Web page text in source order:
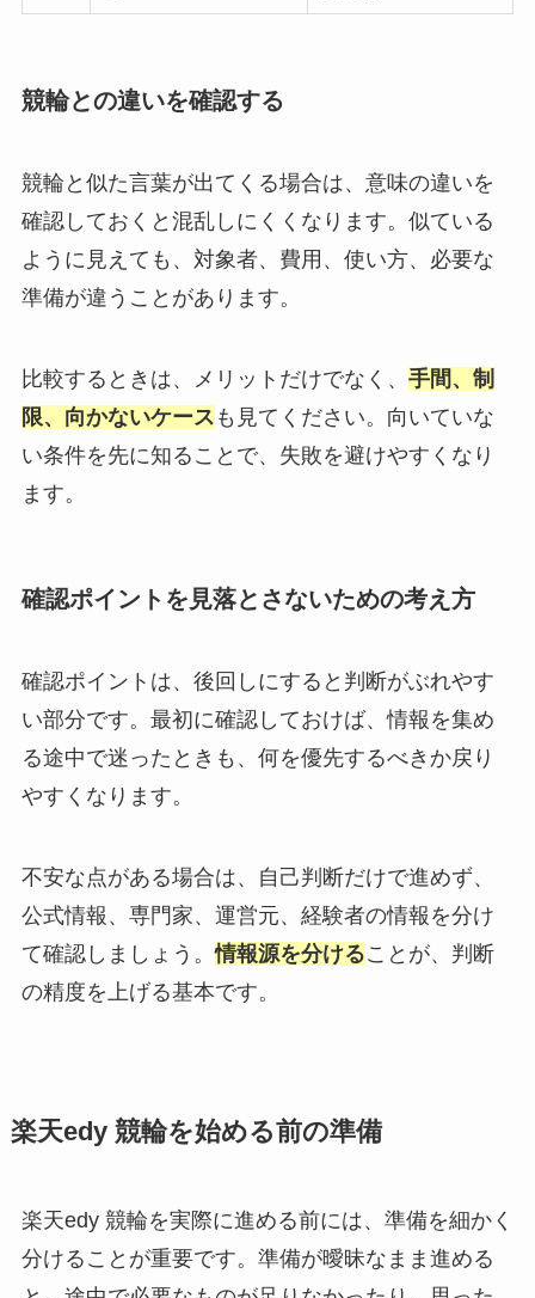
競輪との違いを確認する
競輪と似た言葉が出てくる場合は、意味の違いを
確認しておくと混乱しにくくなります。似ている
ように見えても、対象者、費用、使い方、必要な
準備が違うことがあります。
比較するときは、メリットだけでなく、 手間、制
限、向かないケース も見てください。向いていな
い条件を先に知ることで、失敗を避けやすくなり
ます。
確認ポイントを見落とさないための考え方
確認ポイントは、後回しにすると判断がぶれやす
い部分です。最初に確認しておけば、情報を集め
る途中で迷ったときも、何を優先するべきか戻り
やすくなります。
不安な点がある場合は、自己判断だけで進めず、
公式情報、専門家、運営元、経験者の情報を分け
て確認しましょう。情報源を分けることが、判断
の精度を上げる基本です。
楽天edy 競輪を始める前の準備
楽天edy 競輪を実際に進める前には、準備を細かく
分けることが重要です。準備が曖昧なまま進める